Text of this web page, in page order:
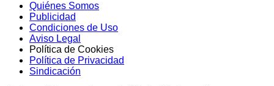
Quiénes Somos
Publicidad
Condiciones de Uso
Aviso Legal
Política de Cookies
Política de Privacidad
Sindicación